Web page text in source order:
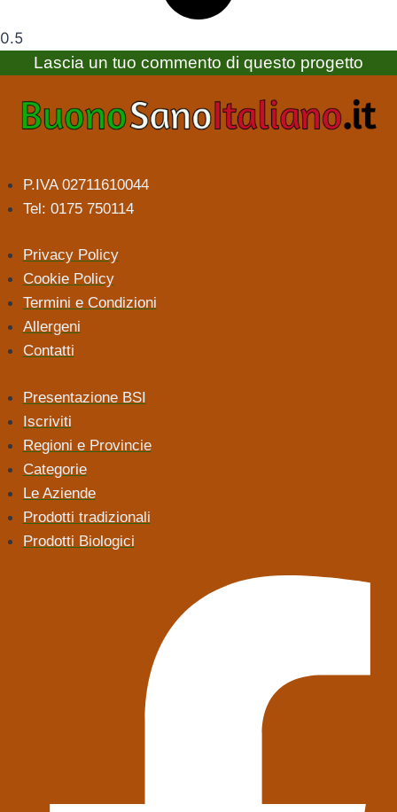
Lascia un tuo commento di questo progetto
P.IVA 02711610044
Tel: 0175 750114
Privacy Policy
Cookie Policy
Termini e Condizioni
Allergeni
Contatti
Presentazione BSI
Iscriviti
Regioni e Provincie
Categorie
Le Aziende
Prodotti tradizionali
Prodotti Biologici